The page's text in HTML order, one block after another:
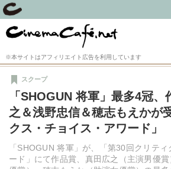
※本サイトはアフィリエイト広告を利用しています
「SHOGUN 将軍」最多4冠
之＆浅野忠信＆穂志もえかが
クス・チョイス・アワード」
「SHOGUN 将軍」が、「第30回クリテ
ード」にて作品賞、真田広之（主演男優
スクープ